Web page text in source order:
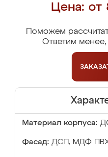
Цена: от
Поможем
Ответим менее,
Материал корпуса:
Фасад: ДСП, МДФ